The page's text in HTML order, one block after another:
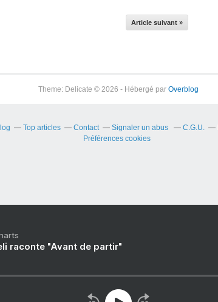
Article suivant »
Theme: Delicate © 2026 - Hébergé par Overblog
Top articles Contact Signaler un abus C.G.U.
Préférences cookies
raconte "Avant de partir"